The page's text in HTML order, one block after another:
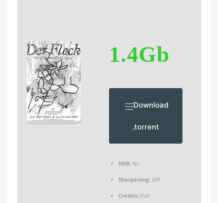
1.4Gb
Download
.torrent
HDR: No
Sharpening: Off
Credits: Full